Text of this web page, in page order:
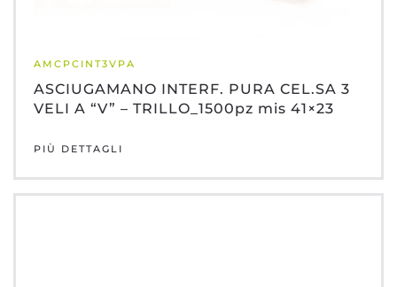
AMCPCINT3VPA
ASCIUGAMANO INTERF. PURA CEL.SA 3
VELI A “V” – TRILLO_1500pz mis 41×23
PIÙ DETTAGLI